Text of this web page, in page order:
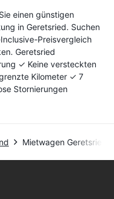
einen günstigen
in Geretsried. Suchen
Preisvergleich
Geretsried
✓ Keine versteckten
Kilometer ✓ 7
Stornierungen
Mietwagen Geretsried